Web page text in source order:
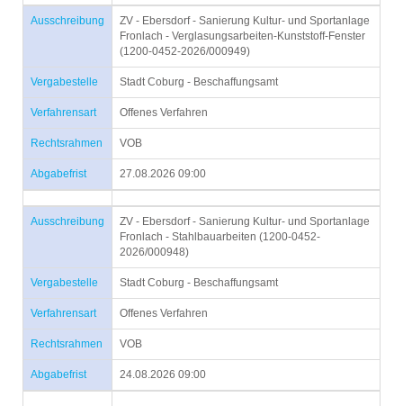
Ausschreibung
ZV - Ebersdorf - Sanierung Kultur- und Sportanlage
Fronlach - Verglasungsarbeiten-Kunststoff-Fenster
(1200-0452-2026/000949)
Vergabestelle Stadt Coburg - Beschaffungsamt
Verfahrensart Offenes Verfahren
Rechtsrahmen VOB
Abgabefrist 27.08.2026 09:00
Ausschreibung
ZV - Ebersdorf - Sanierung Kultur- und Sportanlage
Fronlach - Stahlbauarbeiten (1200-0452-
2026/000948)
Vergabestelle Stadt Coburg - Beschaffungsamt
Verfahrensart Offenes Verfahren
Rechtsrahmen VOB
Abgabefrist 24.08.2026 09:00